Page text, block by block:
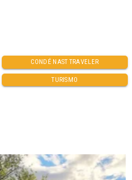
CONDÉ NAST TRAVELER
TURISMO